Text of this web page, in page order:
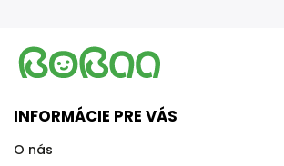
INFORMÁCIE PRE VÁS
O nás